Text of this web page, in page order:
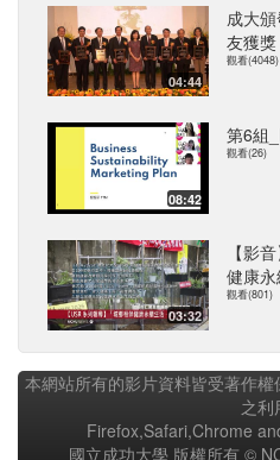
04:44
成大
友獲獎
觀看(4048)
08:42
第6組
觀看(26)
03:32
【影
健康永
觀看(801)
本網站所有的影片資料皆受著作
之利
Firefox,Safari,Chrome
國立成功大學 版權所有 ©